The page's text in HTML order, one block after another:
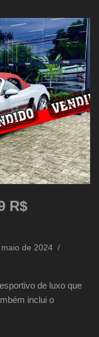
R$
de 2024
de luxo que
inclui o